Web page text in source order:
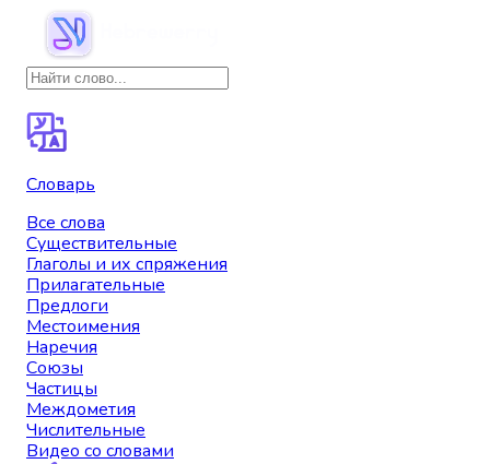
Словарь
Все слова
Существительные
Глаголы и их спряжения
Прилагательные
Предлоги
Местоимения
Наречия
Союзы
Частицы
Междометия
Числительные
Видео со словами